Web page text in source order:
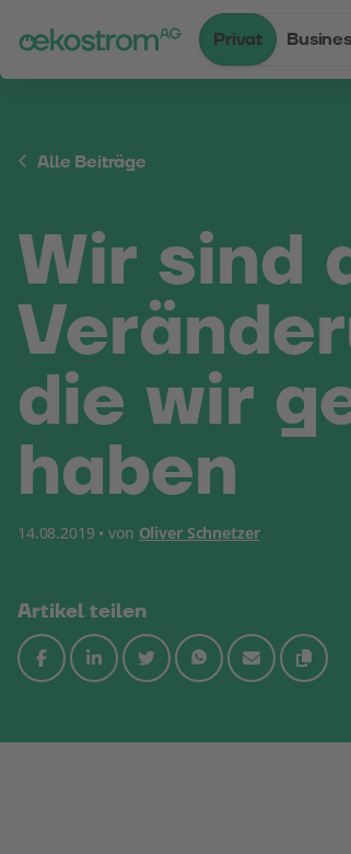
Privat
Alle Beiträge
Wir sind
die wir
haben
14.08.2019 • von Oliver Schnetzer
Artikel teilen